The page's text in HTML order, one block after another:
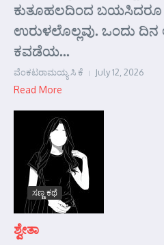
ಕುತೂಹಲದಿಂದ ಬಯಸಿದರೂ
ಉರುಳಲೊಲ್ಲವು. ಒಂದು ದಿನ
ಕವಡೆಯ...
ವೆಂಕಟರಾಮಯ್ಯ ಸಿ ಕೆ July 12, 2026
Read More
ಸಣ್ಣ ಕಥೆ
ಶ್ವೇತಾ